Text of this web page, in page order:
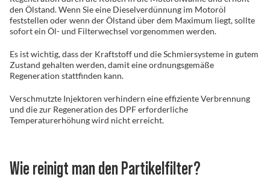
den Ölstand. Wenn Sie eine Dieselverdünnung im Motoröl
feststellen oder wenn der Ölstand über dem Maximum liegt, sollte
sofort ein Öl- und Filterwechsel vorgenommen werden.
Es ist wichtig, dass der Kraftstoff und die Schmiersysteme in gutem
Zustand gehalten werden, damit eine ordnungsgemäße
Regeneration stattfinden kann.
Verschmutzte Injektoren verhindern eine effiziente Verbrennung
und die zur Regeneration des DPF erforderliche
Temperaturerhöhung wird nicht erreicht.
Wie reinigt man den Partikelfilter?